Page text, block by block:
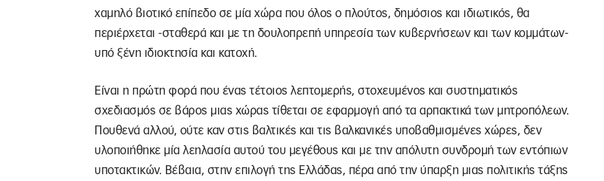
χαμηλό βιοτικό επίπεδο σε μία χώρα που όλος ο πλούτος, δημόσιος και ιδιωτικός, θα
περιέρχεται -σταθερά και με τη δουλοπρεπή υπηρεσία των κυβερνήσεων και των κομμάτων-
υπό ξένη ιδιοκτησία και κατοχή.
Είναι η πρώτη φορά που ένας τέτοιος λεπτομερής, στοχευμένος και συστηματικός
σχεδιασμός σε βάρος μιας χώρας τίθεται σε εφαρμογή από τα αρπακτικά των μητροπόλεων.
Πουθενά αλλού, ούτε καν στις βαλτικές και τις βαλκανικές υποβαθμισμένες χώρες, δεν
υλοποιήθηκε μία λεηλασία αυτού του μεγέθους και με την απόλυτη συνδρομή των εντόπιων
υποτακτικών. Βέβαια, στην επιλογή της Ελλάδας, πέρα από την ύπαρξη μιας πολιτικής τάξης